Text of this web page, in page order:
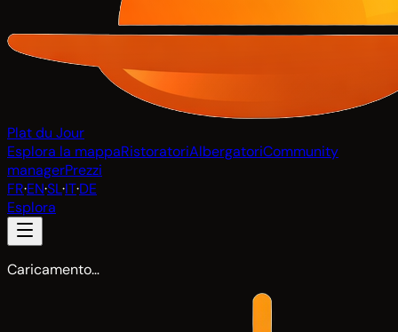
Plat du Jour
Esplora la mappaRistoratoriAlbergatoriCommunity
managerPrezzi
FR·EN·SL·IT·DE
Esplora
Caricamento…